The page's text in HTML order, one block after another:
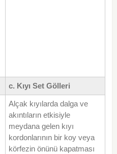
c. Kıyı Set Gölleri
Alçak kıyılarda dalga ve
akıntıların etkisiyle
meydana gelen kıyı
kordonlarının bir koy veya
körfezin önünü kapatması